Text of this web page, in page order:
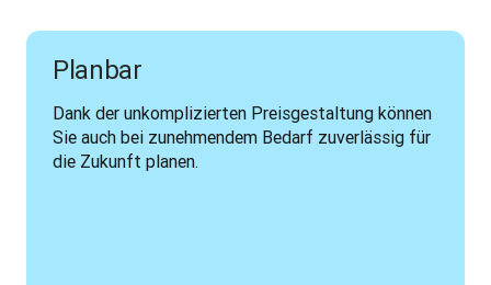
Planbar
Dank der unkomplizierten Preisgestaltung können
Sie auch bei zunehmendem Bedarf zuverlässig für
die Zukunft planen.